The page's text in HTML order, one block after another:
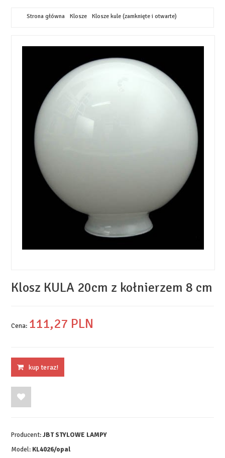
Strona główna Klosze Klosze kule (zamknięte i otwarte)
Klosz KULA 20cm z kołnierzem 8 cm
Cena: 111,27 PLN
kup teraz!
Producent:JBT STYLOWE LAMPY
Model: KL4026/opal